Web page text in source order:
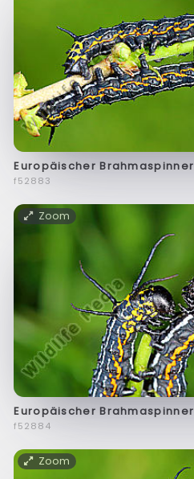
Europäischer
f52883
Zoom
Europäischer
f52884
Zoom